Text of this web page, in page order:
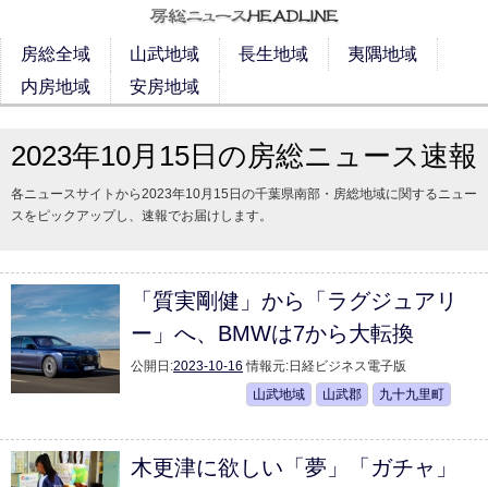
房総全域 山武地域 長生地域
夷隅地域
内房地域
安房地域
2023年10月15日の房総ニュース速報
各ニュースサイトから2023年10月15日の千葉県南部・房総地域に関するニュー
スをピックアップし、速報でお届けします。
「質実剛健」から「ラグジュアリ
ー」へ、BMWは7から大転換
公開日:2023-10-16 情報元:日経ビジネス電子版
山武地域
山武郡 九十九里町
木更津に欲しい「夢」「ガチャ」